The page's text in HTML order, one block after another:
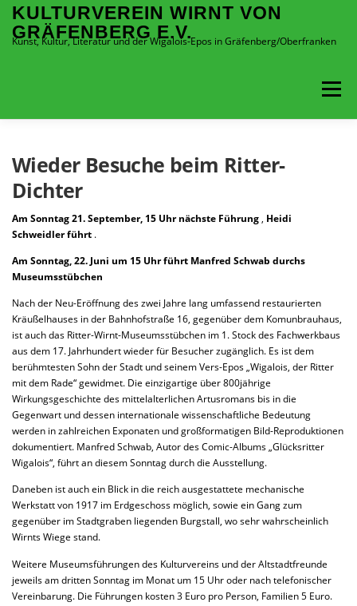
Zum
Inhalt
springen
KULTURVEREIN WIRNT VON
GRÄFENBERG E.V.
Kunst, Kultur, Literatur und der Wigalois-Epos in Gräfenberg/Oberfranken
Menü
VERANSTALTUNGSORTE
Wieder Besuche beim Ritter-
Dichter
Am Sonntag 21. September, 15 Uhr nächste Führung, Heidi
Schweidler führt .
Am Sonntag, 22. Juni um 15 Uhr führt Manfred Schwab durchs
Museumsstübchen
Nach der Neu-Eröffnung des zwei Jahre lang umfassend restaurierten
Kräußelhauses in der Bahnhofstraße 16, gegenüber dem Komunbrauhaus,
ist auch das Ritter-Wirnt-Museumsstübchen im 1. Stock des Fachwerkbaus
aus dem 17. Jahrhundert wieder für Besucher zugänglich. Es ist dem
berühmtesten Sohn der Stadt und seinem Vers-Epos „Wigalois, der Ritter
mit dem Rade“ gewidmet. Die einzigartige über 800jährige
Wirkungsgeschichte des mittelalterlichen Artusromans bis in die
Gegenwart und dessen internationale wissenschaftliche Bedeutung
werden in zahlreichen Exponaten und großformatigen Bild-Reproduktionen
dokumentiert. Manfred Schwab, Autor des Comic-Albums „Glücksritter
Wigalois“, führt an diesem Sonntag durch die Ausstellung.
Daneben ist auch ein Blick in die reich ausgestattete mechanische
Werkstatt von 1917 im Erdgeschoss möglich, sowie ein Gang zum
gegenüber im Stadtgraben liegenden Burgstall, wo sehr wahrscheinlich
Wirnts Wiege stand.
Weitere Museumsführungen des Kulturvereins und der Altstadtfreunde
jeweils am dritten Sonntag im Monat um 15 Uhr oder nach telefonischer
Vereinbarung. Die Führungen kosten 3 Euro pro Person, Familien 5 Euro.